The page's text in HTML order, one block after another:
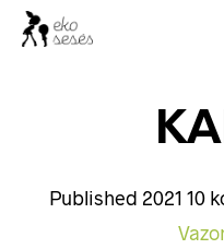
Published 2021 10